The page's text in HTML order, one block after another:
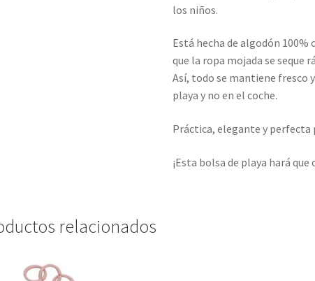
los niños.
Está hecha de algodón 100%
que la ropa mojada se seque
Así, todo se mantiene fresco
playa y no en el coche.
Práctica, elegante y perfecta
¡Esta bolsa de playa hará
relacionados